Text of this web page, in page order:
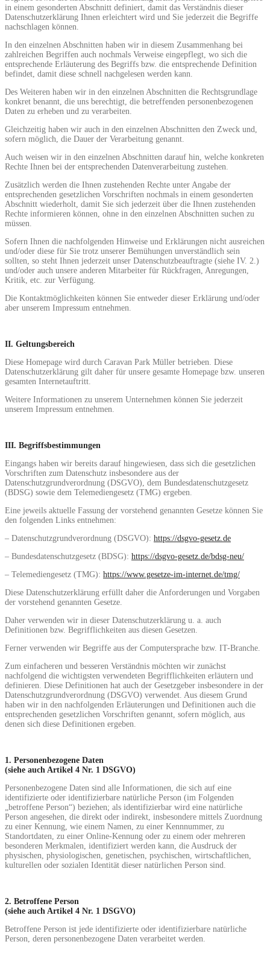
in einem gesonderten Abschnitt definiert, damit das Verständnis dieser
Datenschutzerklärung Ihnen erleichtert wird und Sie jederzeit die Begriffe
nachschlagen können.
In den einzelnen Abschnitten haben wir in diesem Zusammenhang bei
zahlreichen Begriffen auch nochmals Verweise eingepflegt, wo sich die
entsprechende Erläuterung des Begriffs bzw. die entsprechende Definition
befindet, damit diese schnell nachgelesen werden kann.
Des Weiteren haben wir in den einzelnen Abschnitten die Rechtsgrundlage
konkret benannt, die uns berechtigt, die betreffenden personenbezogenen
Daten zu erheben und zu verarbeiten.
Gleichzeitig haben wir auch in den einzelnen Abschnitten den Zweck und,
sofern möglich, die Dauer der Verarbeitung genannt.
Auch weisen wir in den einzelnen Abschnitten darauf hin, welche konkreten
Rechte Ihnen bei der entsprechenden Datenverarbeitung zustehen.
Zusätzlich werden die Ihnen zustehenden Rechte unter Angabe der
entsprechenden gesetzlichen Vorschriften nochmals in einem gesonderten
Abschnitt wiederholt, damit Sie sich jederzeit über die Ihnen zustehenden
Rechte informieren können, ohne in den einzelnen Abschnitten suchen zu
müssen.
Sofern Ihnen die nachfolgenden Hinweise und Erklärungen nicht ausreichen
und/oder diese für Sie trotz unserer Bemühungen unverständlich sein
sollten, so steht Ihnen jederzeit unser Datenschutzbeauftragte (siehe IV. 2.)
und/oder auch unsere anderen Mitarbeiter für Rückfragen, Anregungen,
Kritik, etc. zur Verfügung.
Die Kontaktmöglichkeiten können Sie entweder dieser Erklärung und/oder
aber unserem Impressum entnehmen.
II. Geltungsbereich
Diese Homepage wird durch Caravan Park Müller betrieben. Diese
Datenschutzerklärung gilt daher für unsere gesamte Homepage bzw. unseren
gesamten Internetauftritt.
Weitere Informationen zu unserem Unternehmen können Sie jederzeit
unserem Impressum entnehmen.
III. Begriffsbestimmungen
Eingangs haben wir bereits darauf hingewiesen, dass sich die gesetzlichen
Vorschriften zum Datenschutz insbesondere aus der
Datenschutzgrundverordnung (DSGVO), dem Bundesdatenschutzgesetz
(BDSG) sowie dem Telemediengesetz (TMG) ergeben.
Eine jeweils aktuelle Fassung der vorstehend genannten Gesetze können Sie
den folgenden Links entnehmen:
– Datenschutzgrundverordnung (DSGVO): https://dsgvo-gesetz.de
– Bundesdatenschutzgesetz (BDSG): https://dsgvo-gesetz.de/bdsg-neu/
– Telemediengesetz (TMG): https://www.gesetze-im-internet.de/tmg/
Diese Datenschutzerklärung erfüllt daher die Anforderungen und Vorgaben
der vorstehend genannten Gesetze.
Daher verwenden wir in dieser Datenschutzerklärung u. a. auch
Definitionen bzw. Begrifflichkeiten aus diesen Gesetzen.
Ferner verwenden wir Begriffe aus der Computersprache bzw. IT-Branche.
Zum einfacheren und besseren Verständnis möchten wir zunächst
nachfolgend die wichtigsten verwendeten Begrifflichkeiten erläutern und
definieren. Diese Definitionen hat auch der Gesetzgeber insbesondere in der
Datenschutzgrundverordnung (DSGVO) verwendet. Aus diesem Grund
haben wir in den nachfolgenden Erläuterungen und Definitionen auch die
entsprechenden gesetzlichen Vorschriften genannt, sofern möglich, aus
denen sich diese Definitionen ergeben.
1. Personenbezogene Daten
(siehe auch Artikel 4 Nr. 1 DSGVO)
Personenbezogene Daten sind alle Informationen, die sich auf eine
identifizierte oder identifizierbare natürliche Person (im Folgenden
„betroffene Person“) beziehen; als identifizierbar wird eine natürliche
Person angesehen, die direkt oder indirekt, insbesondere mittels Zuordnung
zu einer Kennung, wie einem Namen, zu einer Kennnummer, zu
Standortdaten, zu einer Online-Kennung oder zu einem oder mehreren
besonderen Merkmalen, identifiziert werden kann, die Ausdruck der
physischen, physiologischen, genetischen, psychischen, wirtschaftlichen,
kulturellen oder sozialen Identität dieser natürlichen Person sind.
2. Betroffene Person
(siehe auch Artikel 4 Nr. 1 DSGVO)
Betroffene Person ist jede identifizierte oder identifizierbare natürliche
Person, deren personenbezogene Daten verarbeitet werden.